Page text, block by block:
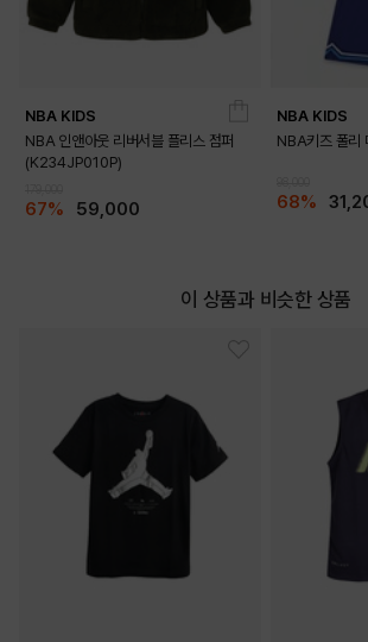
NBA KIDS
NBA 인앤아웃 리버서블 플리스 점퍼
(K234JP010P)
67% 59,000
NBA KIDS
NBA키즈 폴리
68%
이 상품과 비슷한 상품